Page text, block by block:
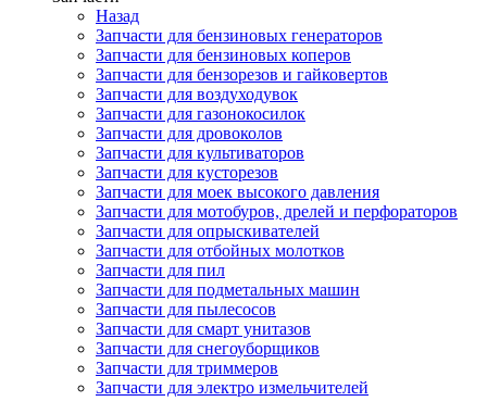
Назад
Запчасти для бензиновых генераторов
Запчасти для бензиновых коперов
Запчасти для бензорезов и гайковертов
Запчасти для воздуходувок
Запчасти для газонокосилок
Запчасти для дровоколов
Запчасти для культиваторов
Запчасти для кусторезов
Запчасти для моек высокого давления
Запчасти для мотобуров, дрелей и перфораторов
Запчасти для опрыскивателей
Запчасти для отбойных молотков
Запчасти для пил
Запчасти для подметальных машин
Запчасти для пылесосов
Запчасти для смарт унитазов
Запчасти для снегоуборщиков
Запчасти для триммеров
Запчасти для электро измельчителей